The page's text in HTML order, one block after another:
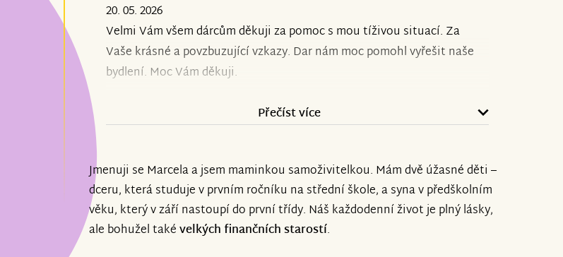
20. 05. 2026
Velmi Vám všem dárcům děkuji za pomoc s mou tíživou situací. Za
Vaše krásné a povzbuzující vzkazy. Dar nám moc pomohl vyřešit naše
bydlení. Moc Vám děkuji.
Přečíst více
Jmenuji se Marcela a jsem maminkou samoživitelkou. Mám dvě úžasné děti –
dceru, která studuje v prvním ročníku na střední škole, a syna v předškolním
věku, který v září nastoupí do první třídy. Náš každodenní život je plný lásky,
ale bohužel takévelkých finančních starostí.